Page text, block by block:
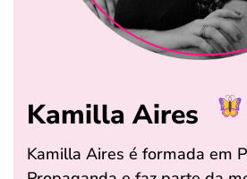
Kamilla Aires
Kamilla Aires é formada em